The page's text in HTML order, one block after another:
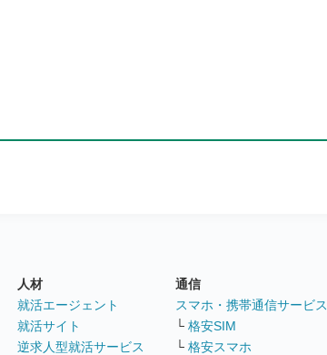
人材
就活エージェント
就活サイト
逆求人型就活サービス
通信
スマホ・携帯通信サービス
└ 格安SIM
└ 格安スマホ